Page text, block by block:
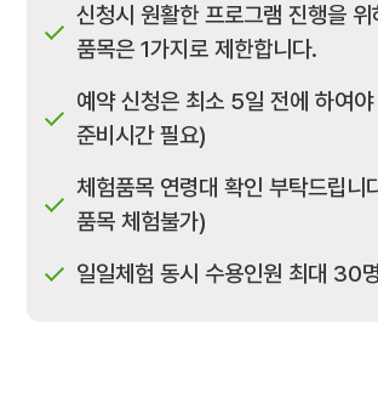
신청시 원활한 프로그램 진행을 위
품목은 1가지로 제한합니다.
예약 신청은 최소 5일 전에 하여
준비시간 필요)
체험품목 연령대 확인 부탁드립니
품목 체험불가)
일일체험 동시 수용인원 최대 30